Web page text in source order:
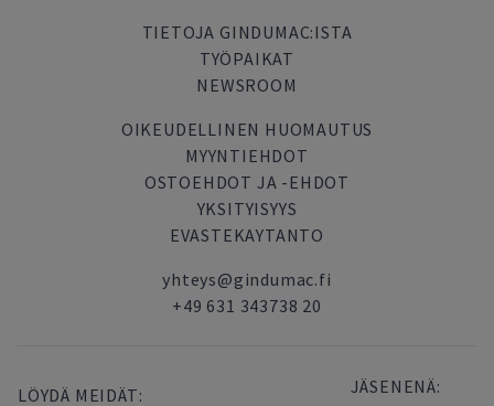
TIETOJA GINDUMAC:ISTA
TYÖPAIKAT
NEWSROOM
OIKEUDELLINEN HUOMAUTUS
MYYNTIEHDOT
OSTOEHDOT JA -EHDOT
YKSITYISYYS
EVASTEKAYTANTO
yhteys@gindumac.fi
+49 631 343738 20
LÖYDÄ MEIDÄT: JÄSENENÄ: